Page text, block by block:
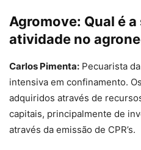
Agromove: Qual é
atividade no
Carlos Pimenta: Pecuarista
intensiva em confinamento.
adquiridos através de
capitais, principalmente de
através da emissão de CPR’s.